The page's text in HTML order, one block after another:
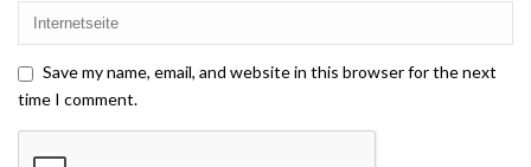
Save my name, email, and website in this browser for the next
time I comment.